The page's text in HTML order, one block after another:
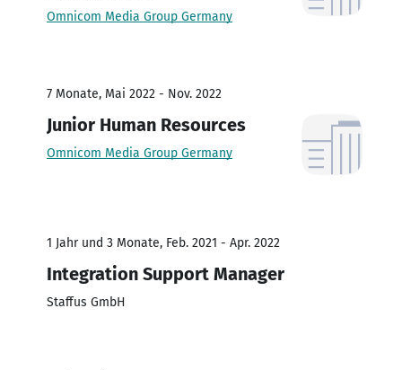
Omnicom Media Group Germany
7 Monate, Mai 2022 - Nov. 2022
Junior Human Resources
Omnicom Media Group Germany
1 Jahr und 3 Monate, Feb. 2021 - Apr. 2022
Integration Support Manager
Staffus GmbH